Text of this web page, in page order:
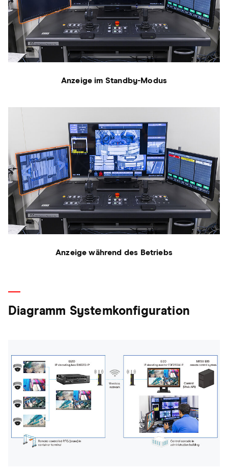
Anzeige im Standby-Modus
Anzeige während des Betriebs
Diagramm Systemkonfiguration